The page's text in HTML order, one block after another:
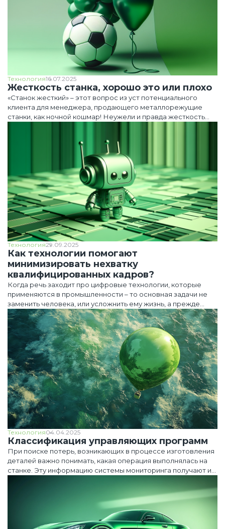
Технология16.07.2025
Жесткость станка, хорошо это или плохо
«Станок жесткий» – этот вопрос из уст потенциального
клиента для менеджера, продающего металлорежущие
станки, как ночной кошмар! Неужели и правда жесткость
Технология29.09.2025
Как технологии помогают
минимизировать нехватку
квалифицированных кадров?
Когда речь заходит про цифровые технологии, которые
применяются в промышленности – то основная задачи не
заменить человека, или усложнить ему жизнь, а прежде
всего сделать его повседневную работу проще и удобнее.
Проблема нехватки квалифицированных кадров – текущая
реальность, но это не означает что с ней нужно мириться,
или пускать на самотек и ждать пока ситуация наладится
сама собой.
Технология04.04.2025
Классификация управляющих программ
При поиске потерь, возникающих в процессе изготовления
деталей важно понимать, какая операция выполнялась на
станке. Эту информацию системы мониторинга получают из
дополнительных атрибутов, указанных в теле программы.